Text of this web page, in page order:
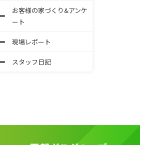
お客様の家づくり&アンケ
ート
現場レポート
スタッフ日記